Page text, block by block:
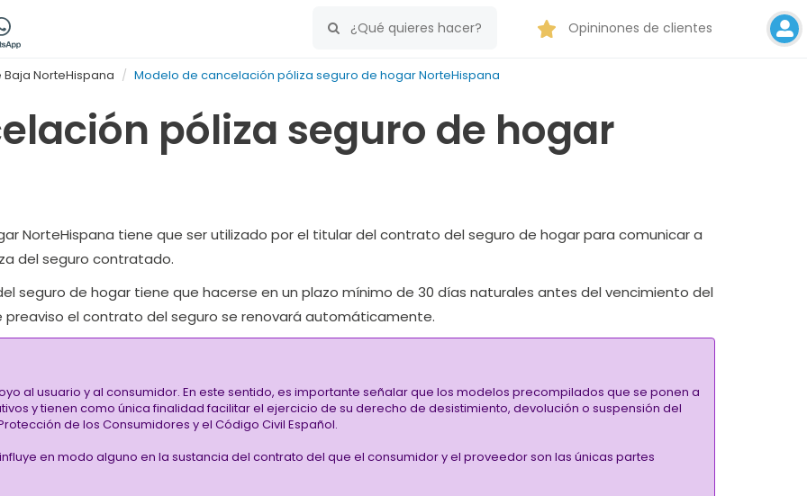
Opininones de clientes
NorteHispana Modelo de cancelación póliza seguro de hogar NorteHispana
póliza seguro de hogar
NorteHispana tiene que ser utilizado por el titular del contrato del seguro de hogar para comunicar a
del seguro contratado.
seguro de hogar tiene que hacerse en un plazo mínimo de 30 días naturales antes del vencimiento del
el contrato del seguro se renovará automáticamente.
al usuario y al consumidor. En este sentido, es importante señalar que los modelos precompilados que se ponen a
y tienen como única finalidad facilitar el ejercicio de su derecho de desistimiento, devolución o suspensión del
de los Consumidores y el Código Civil Español.
en modo alguno en la sustancia del contrato del que el consumidor y el proveedor son las únicas partes